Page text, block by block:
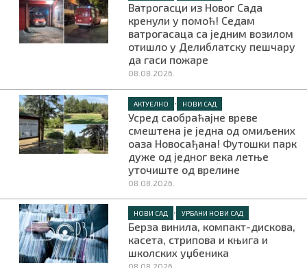
Ватрогасци из Новог Сада
кренули у помоћ! Седам
ватрогасаца са једним возилом
отишло у Делиблатску пешчару
да гаси пожаре
08.08.2026.
АКТУЕЛНО • НОВИ САД
Усред саобраћајне вреве
смештена је једна од омиљених
оаза Новосађана! Футошки парк
дуже од једног века летње
уточиште од врелине
08.08.2026.
НОВИ САД • УРБАНИ НОВИ САД
Берза винила, компакт-дискова,
касета, стрипова и књига и
школских уџбеника
08.08.2026.